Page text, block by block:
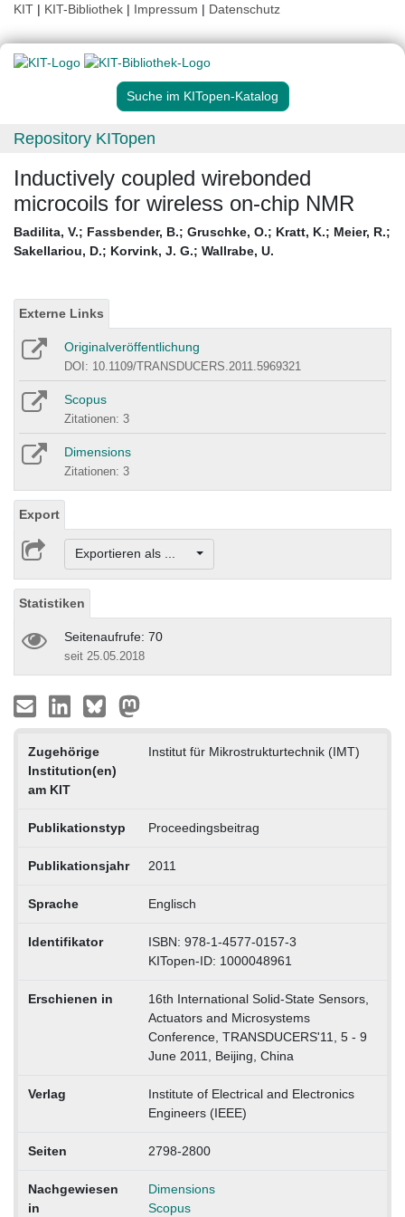
KIT | KIT-Bibliothek | Impressum | Datenschutz
Suche im KITopen-Katalog
Repository KITopen
Inductively coupled wirebonded
microcoils for wireless on-chip NMR
Badilita, V.; Fassbender, B.; Gruschke, O.; Kratt, K.; Meier, R.;
Sakellariou, D.; Korvink, J. G.; Wallrabe, U.
Externe Links
Originalveröffentlichung
DOI: 10.1109/TRANSDUCERS.2011.5969321
Scopus
Zitationen: 3
Dimensions
Zitationen: 3
Export
Exportieren als ...
Statistiken
Seitenaufrufe: 70
seit 25.05.2018
Zugehörige
Institution(en)
am KIT
Institut für Mikrostrukturtechnik (IMT)
Publikationstyp Proceedingsbeitrag
Publikationsjahr 2011
Sprache Englisch
Identifikator
ISBN: 978-1-4577-0157-3
KITopen-ID: 1000048961
Erschienen in
16th International Solid-State Sensors,
Actuators and Microsystems
Conference, TRANSDUCERS'11, 5 - 9
June 2011, Beijing, China
Verlag
Institute of Electrical and Electronics
Engineers (IEEE)
Seiten 2798-2800
Nachgewiesen
in
Dimensions
Scopus